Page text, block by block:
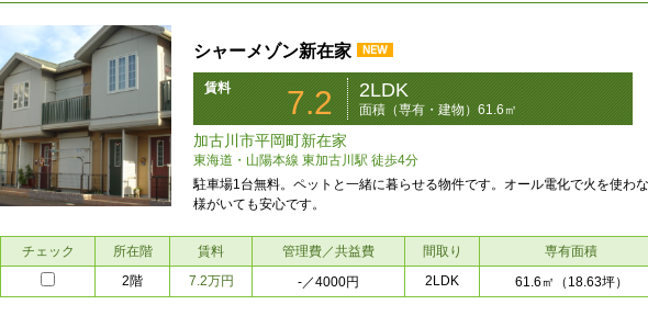
シャーメゾン新在家
賃料 7.2 2LDK
面積（専有・建物）61.6㎡
加古川市平岡町新在家
東海道・山陽本線 東加古川駅 徒歩4分
駐車場1台無料。ペットと一緒に暮らせる物件です。オール電化で火を使わ
様がいても安心です。
チェック 所在階 賃料 管理費／共益費 間取り 専有面積
2階
7.2万円 -／4000円 2LDK 61.6㎡ （18.63坪）